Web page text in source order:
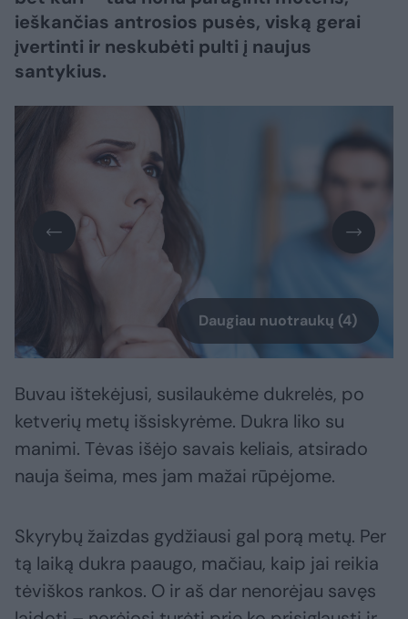
ieškančias antrosios pusės, viską gerai
įvertinti ir neskubėti pulti į naujus
santykius.
Daugiau nuotraukų (4)
Buvau ištekėjusi, susilaukėme dukrelės, po
ketverių metų išsiskyrėme. Dukra liko su
manimi. Tėvas išėjo savais keliais, atsirado
nauja šeima, mes jam mažai rūpėjome.
Skyrybų žaizdas gydžiausi gal porą metų. Per
tą laiką dukra paaugo, mačiau, kaip jai reikia
tėviškos rankos. O ir aš dar nenorėjau savęs